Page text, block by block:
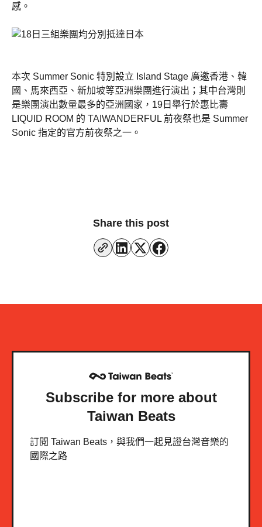
感。
本次 Summer Sonic 特別設立 Island Stage 廣邀香港、韓
國、馬來西亞、新加坡等亞洲樂團進行演出；其中台灣則
是樂團演出數量最多的亞洲國家，19日舉行於惠比壽
LIQUID ROOM 的 TAIWANDERFUL 前夜祭也是 Summer
Sonic 指定的官方前夜祭之一。
Share this post
Subscribe for more about
Taiwan Beats
訂閱 Taiwan Beats，與我們一起見證台灣音樂的
國際之路